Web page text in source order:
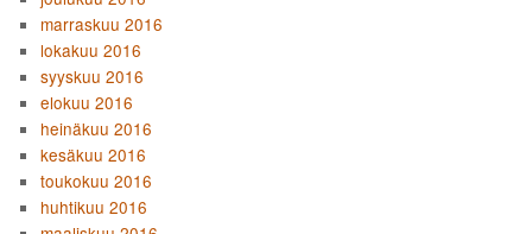
marraskuu 2016
lokakuu 2016
syyskuu 2016
elokuu 2016
heinäkuu 2016
kesäkuu 2016
toukokuu 2016
huhtikuu 2016